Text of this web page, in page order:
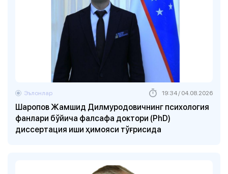
Шаропов Жамшид Дилмуродовичнинг психология
фанлари бўйича фалсафа доктори (PhD)
диссертация иши ҳимояси тўғрисида
Эълонлар 19:34 / 04.08.2026